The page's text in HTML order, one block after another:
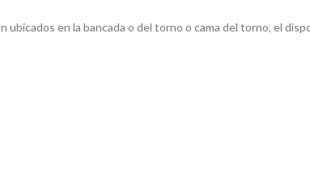
en la bancada o del torno o cama del torno, el